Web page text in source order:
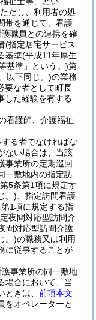
ただし、利用者の処
帯を通じて、看護
護職員との連携を確
(指定居宅サービス
基準(平成11年厚生
基準」という。)第
以下同じ。)の業務
要な者として町長
した経験を有する
看護師、介護福祉
る者でなければな
ない場合は、当該
事業所の定期巡回
一敷地内の指定訪
5条第1項に規定す
。) 、指定訪問看護
1項に規定する指
夜間対応型訪問介
間対応型訪問介護
。)の職務又は利用
に従事することが
事業所の同一敷地
場合において、当
きは、 前項本文
をオペレーターと